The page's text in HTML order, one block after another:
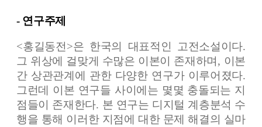
-연구주제
<홍길동전 >은 한국의 대표적인 고전소설이다.
그 위상에 걸맞게 수많은 이본이 존재하며 , 이본
간 상관관계에 관한 다양한 연구가 이루어졌다.
그런데 이본 연구들 사이에는 몇몇 충돌되는 지
점들이 존재한다. 본 연구는 디지털 계층분석 수
행을 통해 이러한 지점에 대한 문제 해결의 실마